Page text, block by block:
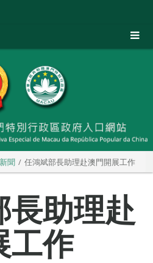
新聞 任鴻斌部長助理赴澳門開展工作
助理赴
工作